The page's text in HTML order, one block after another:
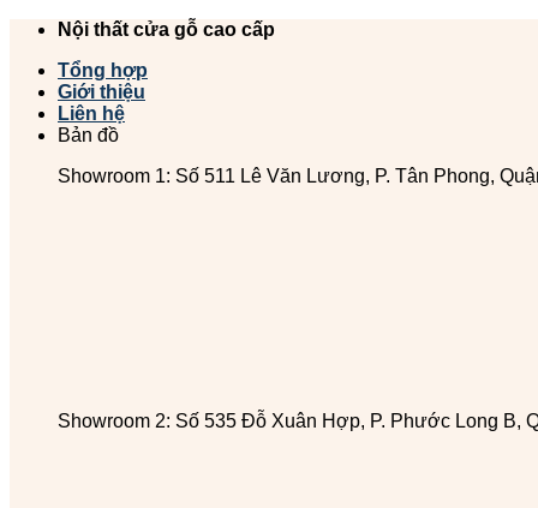
Chuyển
dung
Nội thất cửa gỗ cao cấp
Tổng hợp
Giới thiệu
Liên hệ
Bản đồ
Showroom 1: Số 511 Lê Văn Lương, P. Tân Phong,
Showroom 2: Số 535 Đỗ Xuân Hợp, P. Phước Long B,